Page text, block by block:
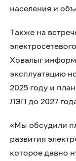
населения и
Также на
Ховалыг
эксплуатацию
2025 году и
ЛЭП до 2027
«Мы обсудили
развития
которое давно